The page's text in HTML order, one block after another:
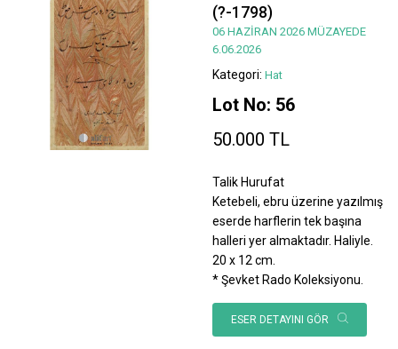
(?-1798)
06 HAZİRAN 2026 MÜZAYEDE
6.06.2026
Kategori: Hat
Lot No: 56
50.000 TL
Talik Hurufat
Ketebeli, ebru üzerine yazılmış
eserde harflerin tek başına
halleri yer almaktadır. Haliyle.
20 x 12 cm.
* Şevket Rado Koleksiyonu.
ESER DETAYINI GÖR